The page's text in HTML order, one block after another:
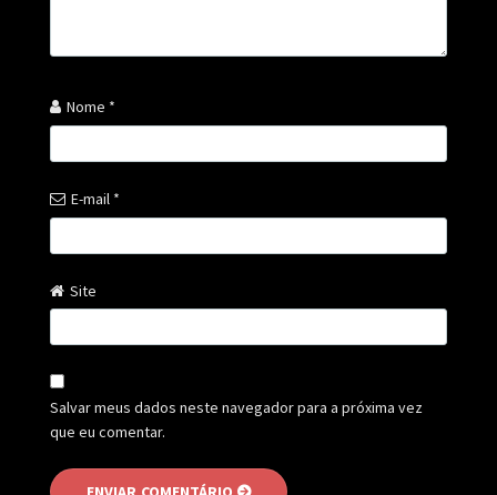
Nome *
E-mail *
Site
Salvar meus dados neste navegador para a próxima vez
que eu comentar.